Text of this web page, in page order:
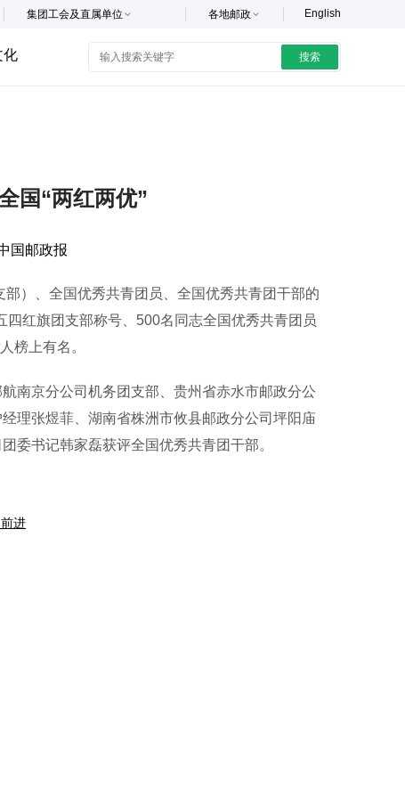
English
各地邮政
集团工会及直属单位
化 搜索
国“两红两优”
国邮政报
）、全国优秀共青团员、全国优秀共青团干部的
红旗团支部称号、500名同志全国优秀共青团员
榜上有名。
京分公司机务团支部、贵州省赤水市邮政分公
理张煜菲、湖南省株洲市攸县邮政分公司坪阳庙
委书记韩家磊获评全国优秀共青团干部。
进